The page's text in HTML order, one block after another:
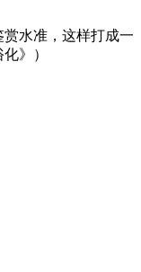
水准，这样打成一
》）